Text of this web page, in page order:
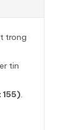
trong
tin
155).